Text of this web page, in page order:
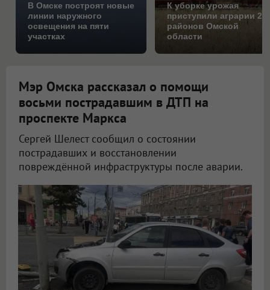
В Омске построят новые
линии наружного
освещения на пяти
участках
К уборке урожая
приступили аграрии 25
районов Омской
области
Мэр Омска рассказал о помощи
восьми пострадавшим в ДТП на
проспекте Маркса
Сергей Шелест сообщил о состоянии
пострадавших и восстановлении
повреждённой инфраструктуры после аварии.